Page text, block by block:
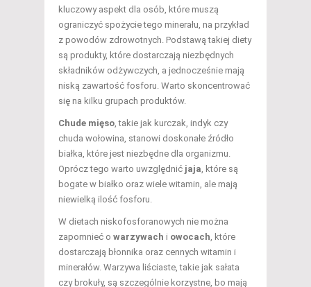
kluczowy aspekt dla osób, które muszą
ograniczyć spożycie tego minerału, na przykład
z powodów zdrowotnych. Podstawą takiej diety
są produkty, które dostarczają niezbędnych
składników odżywczych, a jednocześnie mają
niską zawartość fosforu. Warto skoncentrować
się na kilku grupach produktów.
Chude mięso , takie jak kurczak, indyk czy
chuda wołowina, stanowi doskonałe źródło
białka, które jest niezbędne dla organizmu.
Oprócz tego warto uwzględnić jaja , które są
bogate w białko oraz wiele witamin, ale mają
niewielką ilość fosforu.
W dietach niskofosforanowych nie można
zapomnieć o warzywach i owocach , które
dostarczają błonnika oraz cennych witamin i
minerałów. Warzywa liściaste, takie jak sałata
czy brokuły, są szczególnie korzystne, bo mają